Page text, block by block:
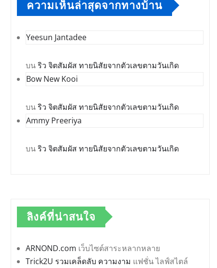
ความเห็นล่าสุดจากทางบ้าน
Yeesun Jantadee
บนริว จิตสัมผัส ทายนิสัยจากตัวเลขตามวันเกิด
Bow New Kooi
บนริว จิตสัมผัส ทายนิสัยจากตัวเลขตามวันเกิด
Ammy Preeriya
บนริว จิตสัมผัส ทายนิสัยจากตัวเลขตามวันเกิด
ลิงค์ที่น่าสนใจ
ARNOND.com เว็บไซต์สาระหลากหลาย
Trick2U รวมเคล็ดลับ ความงาม แฟชั่น ไลฟ์สไตล์